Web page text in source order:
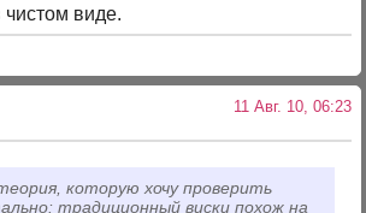
виде.
11 Авг. 10, 06:23
которую хочу проверить
традиционный виски похож на